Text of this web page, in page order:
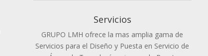
Servicios
GRUPO LMH ofrece la mas amplia gama de
Servicios para el Diseño y Puesta en Servicio de